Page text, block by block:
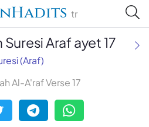
tr
Araf ayet 17
(Araf)
Al-A'raf Verse 17